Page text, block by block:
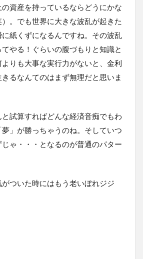
資産を持っているならどうにかな
。でも世界に大きな波乱が起きた
紙くずになるんですね。その波乱
やる！ぐらいの腹づもりと知識と
よりも大事な実行力がないと、金利
るなんてのはまず無理だと思いま
試算すればどんな経済音痴でもわ
」が勝っちゃうのね。そしていつ
ゃ・・・となるのが普通のパター
ついた時にはもう老いぼれジジ